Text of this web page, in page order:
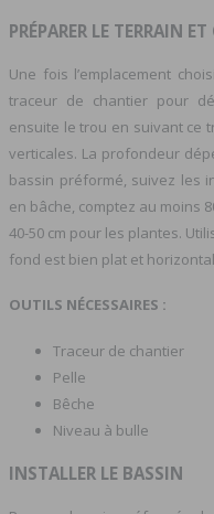
PRÉPARER LE TERRAIN ET
Une fois l’emplacement
traceur de chantier pour
ensuite le trou en suivant ce
verticales. La profondeur
bassin préformé, suivez les
en bâche, comptez au moins
40-50 cm pour les plantes.
fond est bien plat et
OUTILS NÉCESSAIRES :
Traceur de chantier
Pelle
Bêche
Niveau à bulle
INSTALLER LE BASSIN